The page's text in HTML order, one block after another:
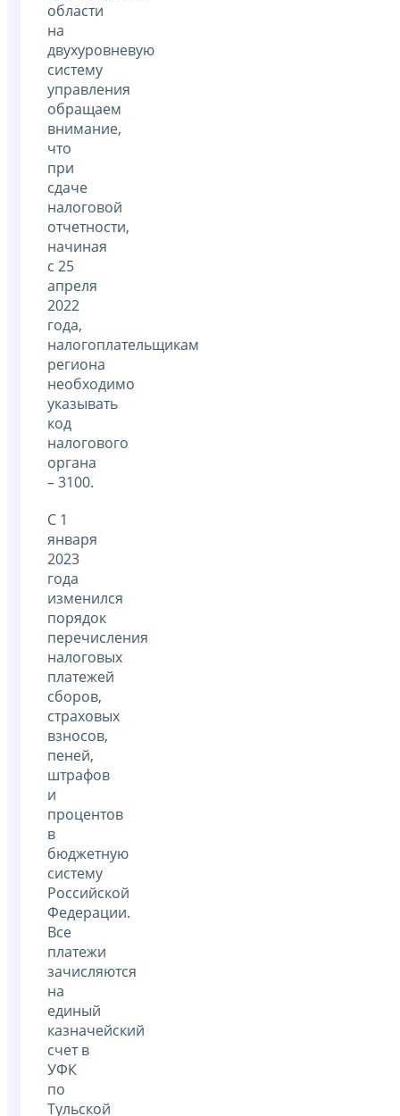
области
на
двухуровневую
систему
управления
обращаем
внимание,
что
при
сдаче
налоговой
отчетности,
начиная
с 25
апреля
2022
года,
налогоплательщикам
региона
необходимо
указывать
код
налогового
органа
– 3100.
С 1
января
2023
года
изменился
порядок
перечисления
налоговых
платежей
сборов,
страховых
взносов,
пеней,
штрафов
и
процентов
в
бюджетную
систему
Российской
Федерации.
Все
платежи
зачисляются
на
единый
казначейский
счет в
УФК
по
Тульской